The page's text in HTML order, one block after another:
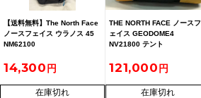
【送料無料】The North Face
ノースフェイス ウラノス 45
NM62100
14,300
在庫切れ
THE NORTH FACE ノースフ
ェイス GEODOME4
NV21800 テント
121,000
在庫切れ